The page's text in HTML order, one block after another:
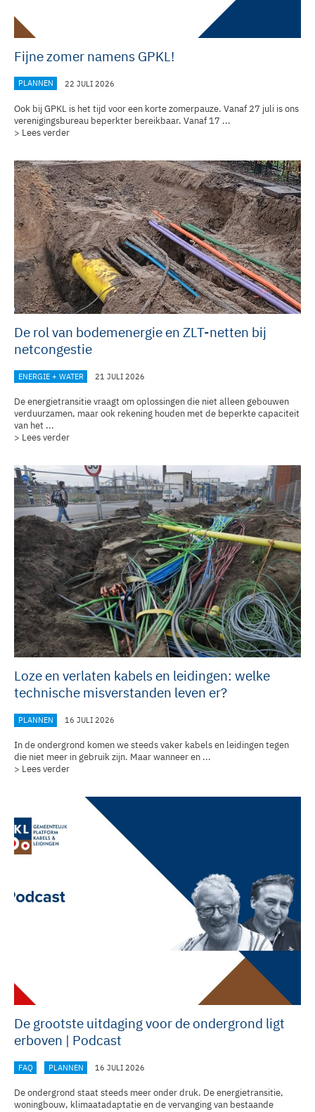
Fijne zomer namens GPKL!
PLANNEN 22 JULI 2026
Ook bij GPKL is het tijd voor een korte zomerpauze. Vanaf 27 juli is ons
verenigingsbureau beperkter bereikbaar. Vanaf 17 ...
> Lees verder
De rol van bodemenergie en ZLT-netten bij
netcongestie
ENERGIE + WATER 21 JULI 2026
De energietransitie vraagt om oplossingen die niet alleen gebouwen
verduurzamen, maar ook rekening houden met de beperkte capaciteit
van het ...
> Lees verder
Loze en verlaten kabels en leidingen: welke
technische misverstanden leven er?
PLANNEN 16 JULI 2026
In de ondergrond komen we steeds vaker kabels en leidingen tegen
die niet meer in gebruik zijn. Maar wanneer en ...
> Lees verder
De grootste uitdaging voor de ondergrond ligt
erboven | Podcast
FAQ PLANNEN 16 JULI 2026
De ondergrond staat steeds meer onder druk. De energietransitie,
woningbouw, klimaatadaptatie en de vervanging van bestaande